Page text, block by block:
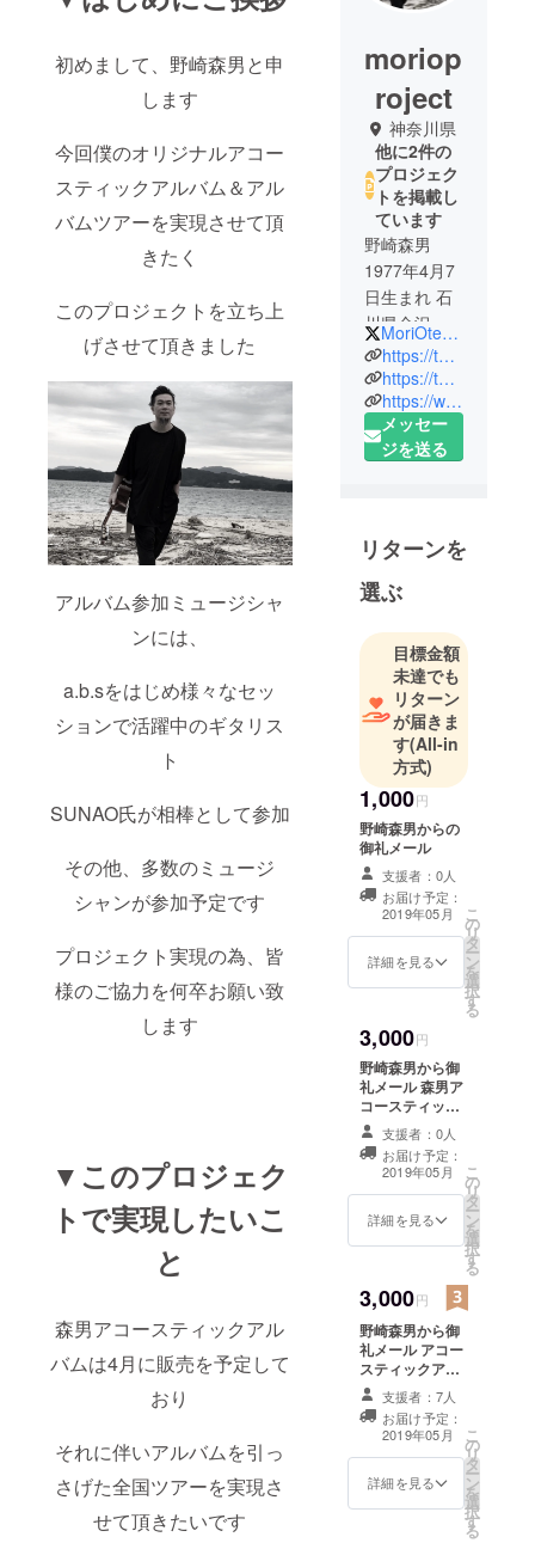
初めまして、野崎森男と申
します
今回僕のオリジナルアコー
スティックアルバム＆アル
バムツアーを実現させて頂
きたく
このプロジェクトを立ち上
げさせて頂きました
アルバム参加ミュージシャ
ンには、
a.b.sをはじめ様々なセッ
ションで活躍中のギタリス
ト
SUNAO氏が相棒として参加
その他、多数のミュージ
シャンが参加予定です
プロジェクト実現の為、皆
様のご協力を何卒お願い致
します
▼このプロジェク
トで実現したいこ
と
森男アコースティックアル
バムは4月に販売を予定して
おり
それに伴いアルバムを引っ
さげた全国ツアーを実現さ
せて頂きたいです
moriop
roject
神奈川県
他に2件の
プロジェク
トを掲載し
ています
野崎森男
1977年4月7
日生まれ 石
川県金沢市
出身
二人の兄貴
の影響で11
歳でベース
を始める
THE LOOP
のメンバー
としてソ
ドよりデ
ビュー
2000年同バ
ンド脱退後
スタジオ
ミュージ
シャンとし
て活動を開
始
現在までに
様々なアー
ティストの
ライブサ
グに参加
ポルノグラ
フィティの
サポート
ベーシスト
を10年以上
務め、近年
は矢沢永吉
のライブサ
コーディン
グにも参加
2018年に開
催された矢
沢永吉
「STAY
ROCK
69ANNIVER
SARY TOUR
MoriOteam
https://twitter.com/morio_project
https://twitter.com/MoriOteam
https://www.facebook.com/morioproject/
メッセー
ジを送る
リターンを
選ぶ
目標金額
未達でも
リターン
が届きま
す(All-in
方式)
1,000円
野崎森男からの
御礼メール
支援者：0人
お届け予定：
2019年05月
詳細を見る
こ
の
リ
タ
ー
ン
を
選
択
す
る
3,000円
野崎森男から御
礼メール 森男ア
コースティック
シングル「夜
曲」 森男アコー
スティックシン
グル「夜曲Ⅱ」
支援者：0人
お届け予定：
2019年05月
詳細を見る
こ
の
リ
タ
ー
ン
を
選
択
す
る
3,000円
野崎森男から御
礼メール アコー
スティックアル
バム支援者：7人
お届け予定：
2019年05月
詳細を見る
こ
の
リ
タ
ー
ン
を
選
択
す
る